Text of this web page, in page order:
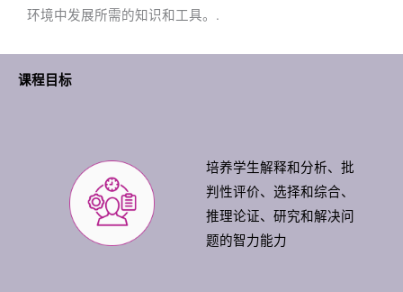
环境中发展所需的知识和工具。.
课程目标
培养学生解释和分析、批
判性评价、选择和综合、
推理论证、研究和解决问
题的智力能力